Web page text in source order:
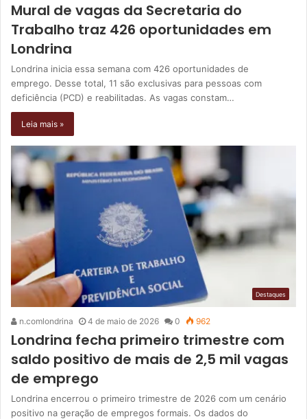
Mural de vagas da Secretaria do
Trabalho traz 426 oportunidades em
Londrina
Londrina inicia essa semana com 426 oportunidades de
emprego. Desse total, 11 são exclusivas para pessoas com
deficiência (PCD) e reabilitadas. As vagas constam…
Leia mais »
Destaques
n.comlondrina 4 de maio de 2026 0 962
Londrina fecha primeiro trimestre com
saldo positivo de mais de 2,5 mil vagas
de emprego
Londrina encerrou o primeiro trimestre de 2026 com um cenário
positivo na geração de empregos formais. Os dados do